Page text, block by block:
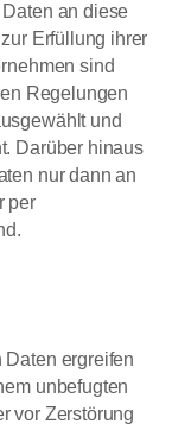
an diese
Erfüllung ihrer
sind
Regelungen
und
Darüber hinaus
nur dann an
per
ergreifen
unbefugten
vor Zerstörung